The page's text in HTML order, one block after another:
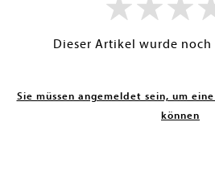
Dieser Artikel wurde
Sie müssen angemeldet sein, um
können